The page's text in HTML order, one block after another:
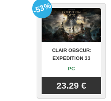
CLAIR OBSCUR:
EXPEDITION 33
PC
23.29 €
-53%